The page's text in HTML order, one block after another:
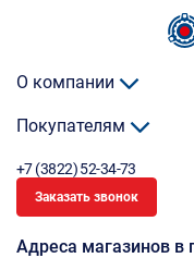
О компании
Покупателям
+7 (3822) 52-34-73
Заказать звонок
Адреса магазинов в